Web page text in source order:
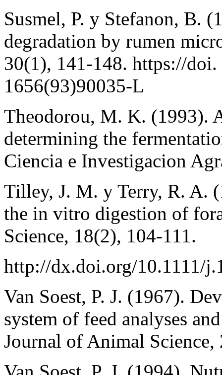
Susmel, P. y Stefanon, B.
degradation by rumen
30(1), 141-148. https://
1656(93)90035-L
Theodorou, M. K. (1993).
determining the
Ciencia e Investigacion
Tilley, J. M. y Terry, R. A.
the in vitro digestion of
Science, 18(2), 104-111.
http://dx.doi.org/10.1111/
Van Soest, P. J. (1967).
system of feed analyses
Journal of Animal